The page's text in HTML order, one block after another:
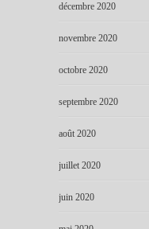
décembre 2020
novembre 2020
octobre 2020
septembre 2020
août 2020
juillet 2020
juin 2020